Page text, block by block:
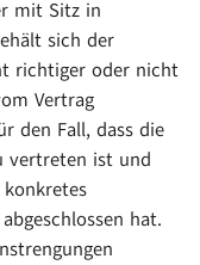
mit Sitz in
sich der
richtiger oder nicht
Vertrag
den Fall, dass die
vertreten ist und
hat.